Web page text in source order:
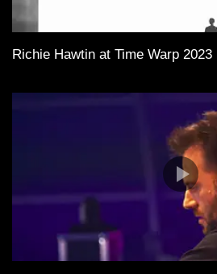
Richie Hawtin at Time Warp